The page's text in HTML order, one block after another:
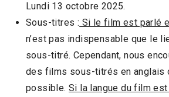
Lundi 13 octobre 2025.
Sous-titres : Si le film est parlé
n’est pas indispensable que le
sous-titré. Cependant, nous
des films sous-titrés en anglais
possible.Si la langue du film